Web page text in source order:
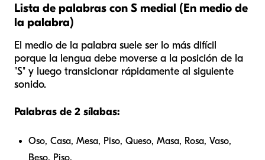
Lista de palabras con S medial (En medio de
la palabra)
El medio de la palabra suele ser lo más difícil
porque la lengua debe moverse a la posición de la
"S" y luego transicionar rápidamente al siguiente
sonido.
Palabras de 2 sílabas:
Oso, Casa, Mesa, Piso, Queso, Masa, Rosa, Vaso,
Beso, Piso.